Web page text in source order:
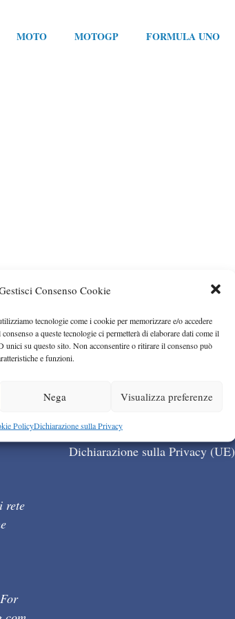
Consenso Cookie
tecnologie come i cookie per memorizzare e/o accedere
a queste tecnologie ci permetterà di elaborare dati come il
unici su questo sito. Non acconsentire o ritirare il consenso può
e funzioni.
Nega Visualizza preferenze
PolicyDichiarazione sulla Privacy
MOTO MOTOGP FORMULA UNO
rete
Cookie Policy (UE)
Dichiarazione sulla Privacy (UE)